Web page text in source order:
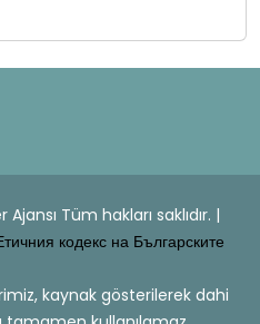
Tüm hakları saklıdır. |
кодекс на Българските
kaynak gösterilerek dahi